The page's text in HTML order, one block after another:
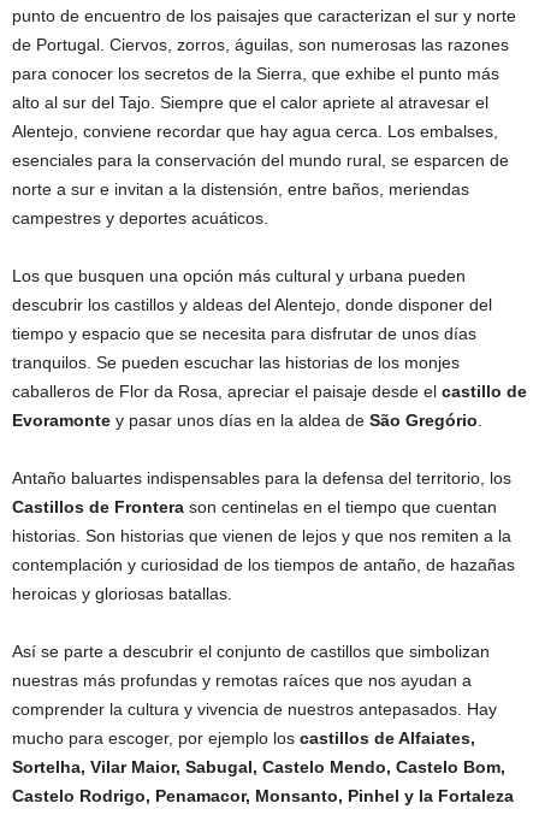
punto de encuentro de los paisajes que caracterizan el sur y norte
de Portugal. Ciervos, zorros, águilas, son numerosas las razones
para conocer los secretos de la Sierra, que exhibe el punto más
alto al sur del Tajo. Siempre que el calor apriete al atravesar el
Alentejo, conviene recordar que hay agua cerca. Los embalses,
esenciales para la conservación del mundo rural, se esparcen de
norte a sur e invitan a la distensión, entre baños, meriendas
campestres y deportes acuáticos.
Los que busquen una opción más cultural y urbana pueden
descubrir los castillos y aldeas del Alentejo, donde disponer del
tiempo y espacio que se necesita para disfrutar de unos días
tranquilos. Se pueden escuchar las historias de los monjes
caballeros de Flor da Rosa, apreciar el paisaje desde el castillo de
Evoramonte y pasar unos días en la aldea de São Gregório
Antaño baluartes indispensables para la defensa del territorio, los
Castillos de Frontera son centinelas en el tiempo que cuentan
historias. Son historias que vienen de lejos y que nos remiten a la
contemplación y curiosidad de los tiempos de antaño, de hazañas
heroicas y gloriosas batallas.
Así se parte a descubrir el conjunto de castillos que simbolizan
nuestras más profundas y remotas raíces que nos ayudan a
comprender la cultura y vivencia de nuestros antepasados. Hay
mucho para escoger, por ejemplo los castillos de Alfaiates,
Sortelha, Vilar Maior, Sabugal, Castelo Mendo, Castelo Bom,
Castelo Rodrigo, Penamacor, Monsanto, Pinhel y la Fortaleza